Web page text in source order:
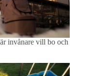
invånare vill bo och